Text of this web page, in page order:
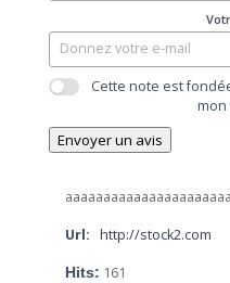
Cette note est
mon
Envoyer un avis
Url: http://stock2.com
Hits: 161